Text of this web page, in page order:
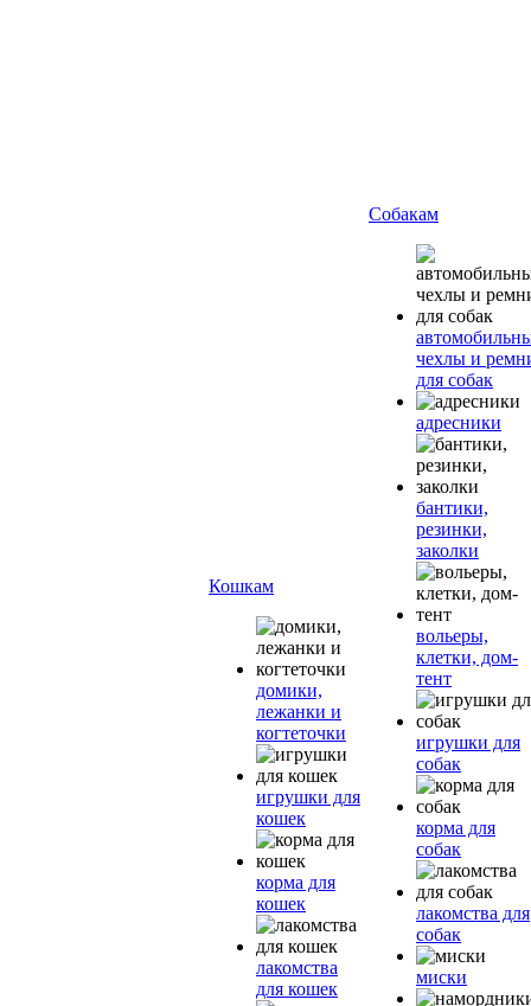
Кошкам
домики,
лежанки и
когтеточки
игрушки для
кошек
корма для
кошек
лакомства
для кошек
Собакам
чехлы и
для собак
адресники
бантики,
резинки,
заколки
вольеры,
клетки, дом-
тент
игрушки для
собак
корма для
собак
лакомства для
собак
миски